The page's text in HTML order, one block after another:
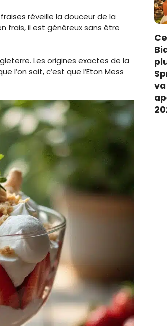
réveille la douceur de la
frais, il est généreux sans être
Les origines exactes de la
sait, c’est que l’Eton Mess